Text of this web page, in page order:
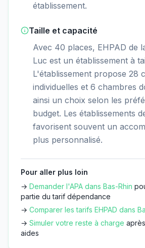
établissement.
Taille et capacité
Avec 40 places, EHPAD de
Luc est un établissement à
L'établissement propose 28
individuelles et 6 chambres
ainsi un choix selon les
budget. Les établissements
favorisent souvent un
plus personnalisé.
Pour aller plus loin
→ Demander l'APA dans Bas-Rhin
partie du tarif dépendance
→ Comparer les tarifs EHPAD dans
→ Simuler votre reste à charge
aides